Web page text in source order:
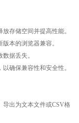
存储空间并提高性能。
本的浏览器兼容。
据丢失。
确保兼容性和安全性。
导出为文本文件或CSV格